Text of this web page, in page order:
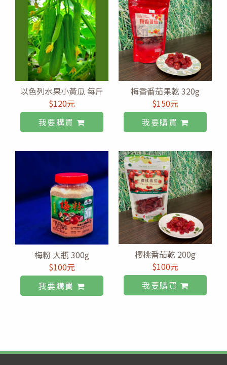
以色列水果小黃瓜 每斤
$120元
我要購買
梅香番茄果乾 320g
$150元
我要購買
梅粉 大瓶 300g
$100元
我要購買
櫻桃番茄乾 200g
$100元
我要購買